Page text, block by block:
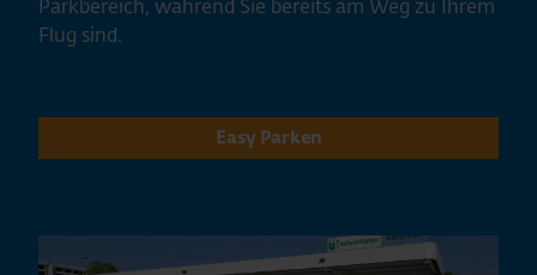
Parkbereich, während Sie bereits am Weg zu Ihrem
Flug sind.
Easy Parken